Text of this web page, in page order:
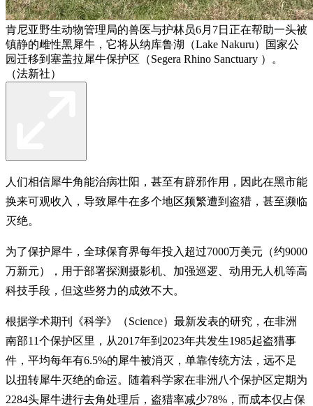
肯尼亚野生动物管理局的兽医与护林员6月7日正在帮助一头被
镇静的雌性黑犀牛，它将从纳库鲁湖（Lake Nakuru）国家公
园迁移到塞盖拉犀牛保护区（Segera Rhino Sanctuary ）。
（法新社）
人们相信犀牛角能治病壮阳，甚至有辟邪作用，因此在黑市能
换来可观收入，导致犀牛在多个地区频繁遭到盗猎，甚至濒临
灭绝。
为了保护犀牛，全球保育界每年投入超过7000万美元（约9000
万新元），用于部署探测摄影机、加强巡逻、动用无人机等高
科技手段，但这些努力的成效不大。
根据学术期刊《科学》（Science）最新发表的研究，在非洲
南部11个保护区里，从2017年到2023年共发生1985起盗猎事
件，平均每年有6.5%的犀牛被消灭，单靠传统方法，远不足
以扭转犀牛灭绝的命运。随着科学家在非洲八个保护区定期为
2284头犀牛进行去角处理后，盗猎率减少78%，而成本仅占保